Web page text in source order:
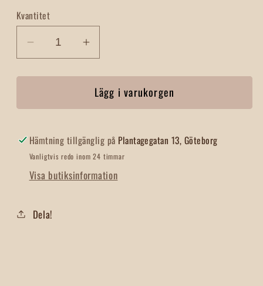
Kvantitet
Minska
för
Snörhållare
Öka
för
Hängande
Snörhållare
Lägg i varukorgen
Hämtning tillgänglig på Plantagegatan 13, Göteborg
Vanligtvis redo inom 24 timmar
Visa butiksinformation
Dela!